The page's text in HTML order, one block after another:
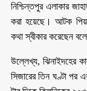
নিশ্চিন্তপুর এলাকার
করা হয়েছে। আটক
কথা স্বীকার করেছেন
উল্লেখ্য, ঝিনাইদহের
সিজারের তিন ঘণ্টা পর